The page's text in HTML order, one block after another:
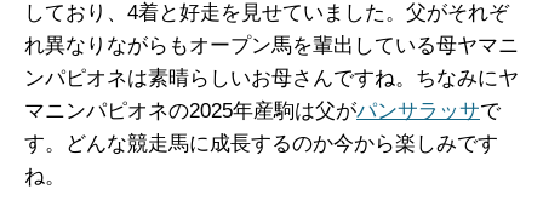
しており、4着と好走を見せていました。父がそれぞ
れ異なりながらもオープン馬を輩出している母ヤマニ
ンパピオネは素晴らしいお母さんですね。ちなみにヤ
マニンパピオネの2025年産駒は父がパンサラッサで
す。どんな競走馬に成長するのか今から楽しみです
ね。